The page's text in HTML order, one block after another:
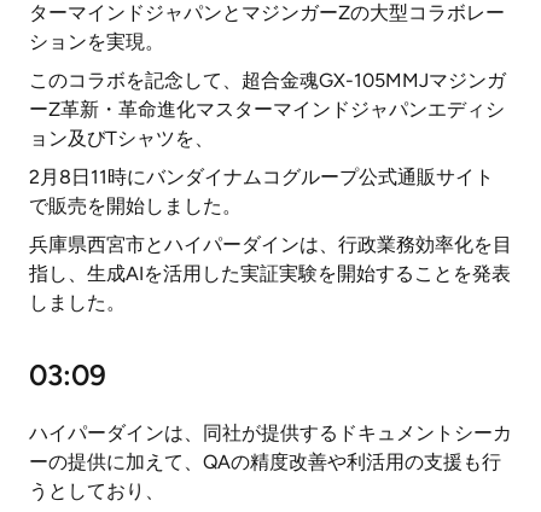
ターマインドジャパンとマジンガーZの大型コラボレー
ションを実現。
このコラボを記念して、超合金魂GX-105MMJマジンガ
ーZ革新・革命進化マスターマインドジャパンエディシ
ョン及びTシャツを、
2月8日11時にバンダイナムコグループ公式通販サイト
で販売を開始しました。
兵庫県西宮市とハイパーダインは、行政業務効率化を目
指し、生成AIを活用した実証実験を開始することを発表
しました。
03:09
ハイパーダインは、同社が提供するドキュメントシーカ
ーの提供に加えて、QAの精度改善や利活用の支援も行
うとしており、